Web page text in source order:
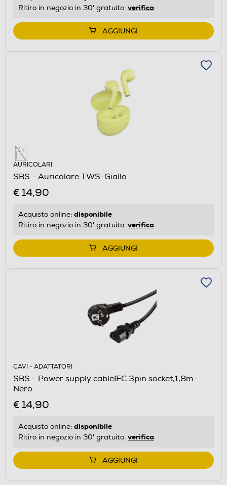
Ritiro in negozio in 30' gratuito: verifica
AGGIUNGI
AURICOLARI
SBS - Auricolare TWS-Giallo
€ 14,90
Acquisto online: disponibile
Ritiro in negozio in 30' gratuito: verifica
AGGIUNGI
CAVI - ADATTATORI
SBS - Power supply cableIEC 3pin socket,1,8m-
Nero
€ 14,90
Acquisto online: disponibile
Ritiro in negozio in 30' gratuito: verifica
AGGIUNGI